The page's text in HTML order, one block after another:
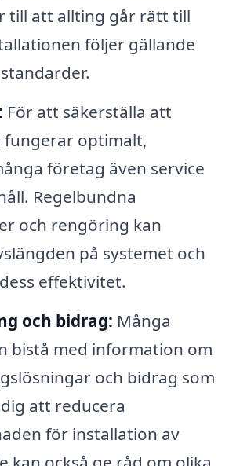
till att allting går rätt till
följer gällande
För att säkerställa att
fungerar optimalt,
företag även service
Regelbundna
och rengöring kan
på systemet och
effektivitet.
och bidrag: Många
bistå med information om
och bidrag som
att reducera
för installation av